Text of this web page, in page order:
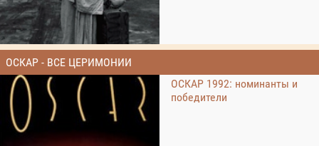
ОСКАР - ВСЕ ЦЕРИМОНИИ
ОСКАР 1992: номинанты и
победители